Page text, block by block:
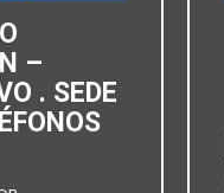
–
. SEDE